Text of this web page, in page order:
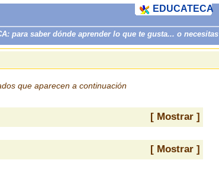
para saber dónde aprender lo que te gusta... o necesitas
EDUCATECA
que aparecen a continuación
[ Mostrar ]
[ Mostrar ]